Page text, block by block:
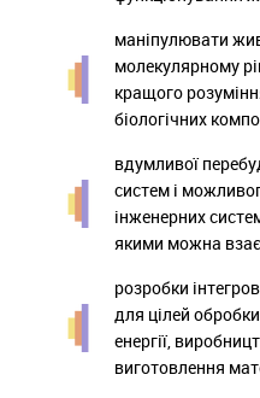
маніпулювати
молекулярному
кращого
біологічних
вдумливої
систем і
інженерних
якими можна
розробки
для цілей
енергії,
виготовлення